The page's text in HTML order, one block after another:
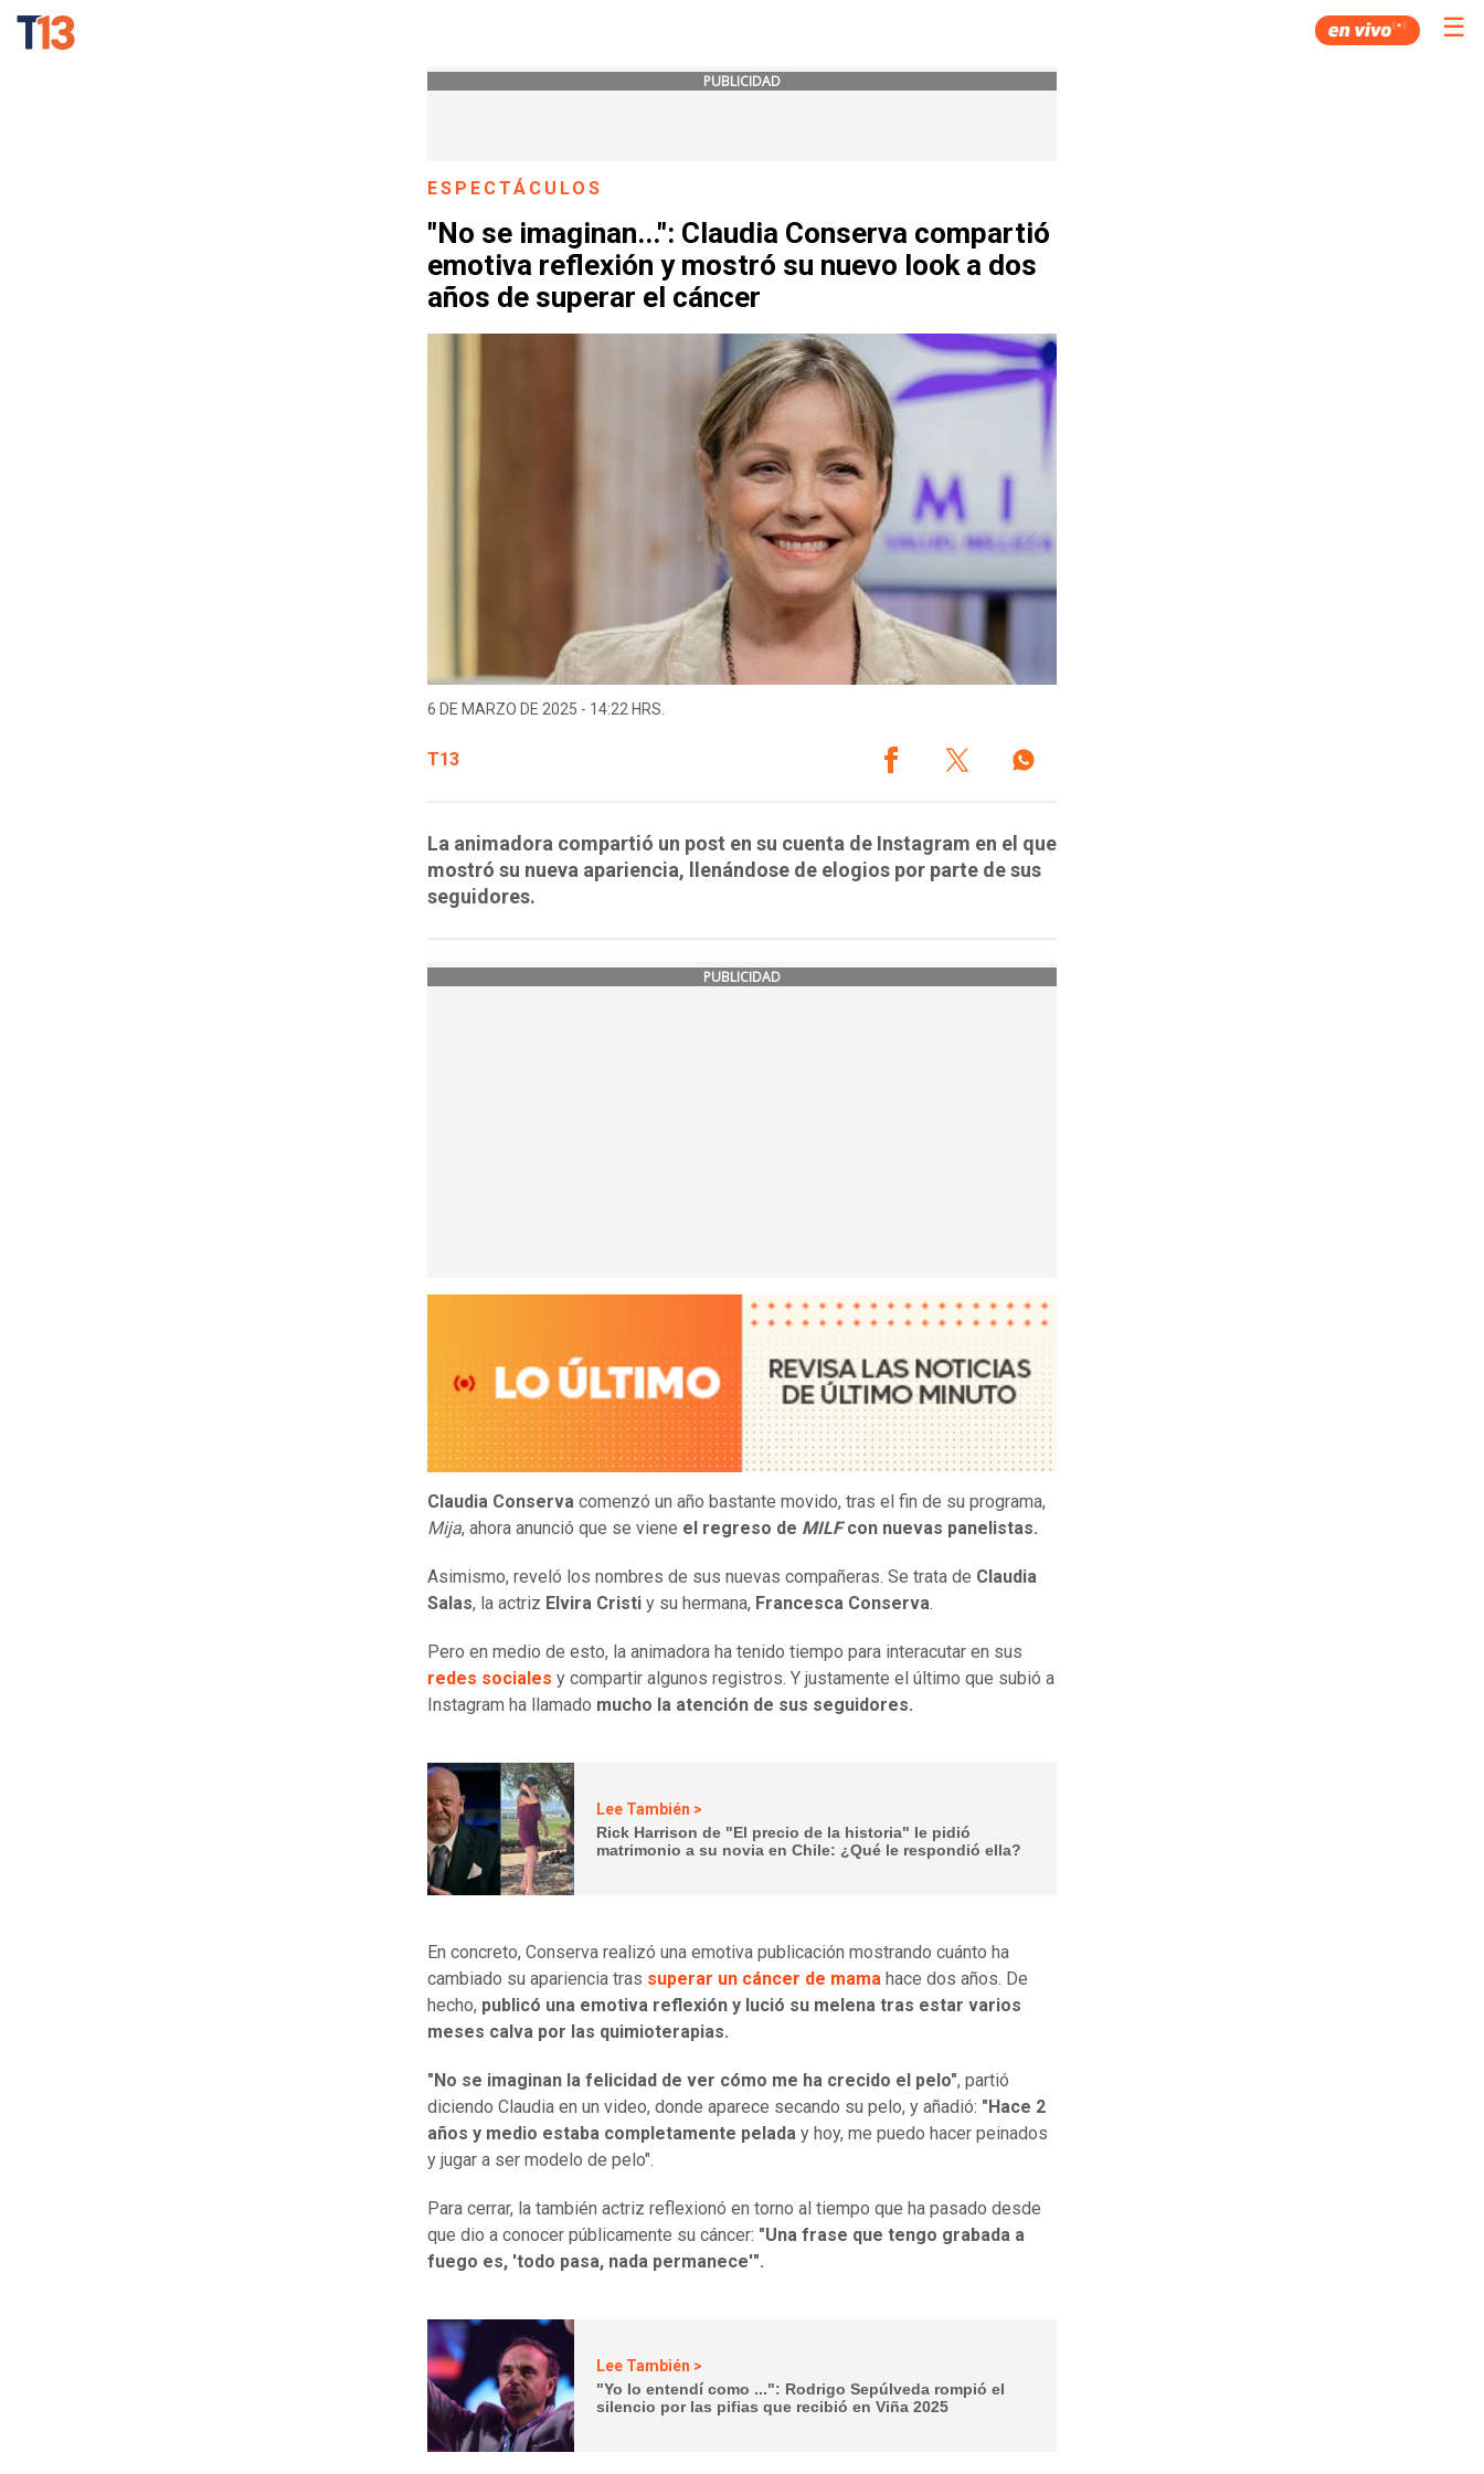
☰
PUBLICIDAD
ESPECTÁCULOS
"No se imaginan...": Claudia Conserva compartió
emotiva reflexión y mostró su nuevo look a dos
años de superar el cáncer
6 DE MARZO DE 2025 - 14:22 HRS.
T13
La animadora compartió un post en su cuenta de Instagram en el que
mostró su nueva apariencia, llenándose de elogios por parte de sus
seguidores.
PUBLICIDAD
Claudia Conserva comenzó un año bastante movido, tras el fin de su programa,
Mija, ahora anunció que se viene el regreso de MILFcon nuevas panelistas.
Asimismo, reveló los nombres de sus nuevas compañeras. Se trata de Claudia
Salas, la actriz Elvira Cristi y su hermana, Francesca Conserva.
Pero en medio de esto, la animadora ha tenido tiempo para interacutar en sus
redes sociales y compartir algunos registros. Y justamente el último que subió a
Instagram ha llamado mucho la atención de sus seguidores.
Lee También >
Rick Harrison de "El precio de la historia" le pidió
matrimonio a su novia en Chile: ¿Qué le respondió ella?
En concreto, Conserva realizó una emotiva publicación mostrando cuánto ha
cambiado su apariencia tras superar un cáncer de mama hace dos años. De
hecho, publicó una emotiva reflexión y lució su melena tras estar varios
meses calva por las quimioterapias.
"No se imaginan la felicidad de ver cómo me ha crecido el pelo", partió
diciendo Claudia en un video, donde aparece secando su pelo, y añadió: "Hace 2
años y medio estaba completamente pelada y hoy, me puedo hacer peinados
y jugar a ser modelo de pelo".
Para cerrar, la también actriz reflexionó en torno al tiempo que ha pasado desde
que dio a conocer públicamente su cáncer: "Una frase que tengo grabada a
fuego es, 'todo pasa, nada permanece'".
Lee También >
"Yo lo entendí como ...": Rodrigo Sepúlveda rompió el
silencio por las pifias que recibió en Viña 2025